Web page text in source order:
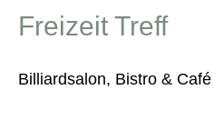
Freizeit Treff
Billiardsalon, Bistro & Café